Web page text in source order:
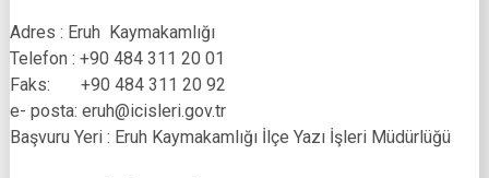
Adres : Eruh Kaymakamlığı
Telefon : +90 484 311 20 01
Faks: +90 484 311 20 92
e- posta: eruh@icisleri.gov.tr
Başvuru Yeri : Eruh Kaymakamlığı İlçe Yazı İşleri Müdürlüğü